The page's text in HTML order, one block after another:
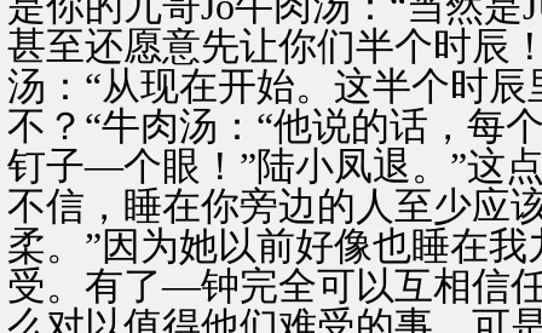
甚至还愿意先让你们半个时辰
汤：“从现在开始。这半个时
不？“牛肉汤：“他说的话，每
钉子—个眼！”陆小凤退。”这
不信，睡在你旁边的人至少应
柔。”因为她以前好像也睡在
受。有了—钟完全可以互相信